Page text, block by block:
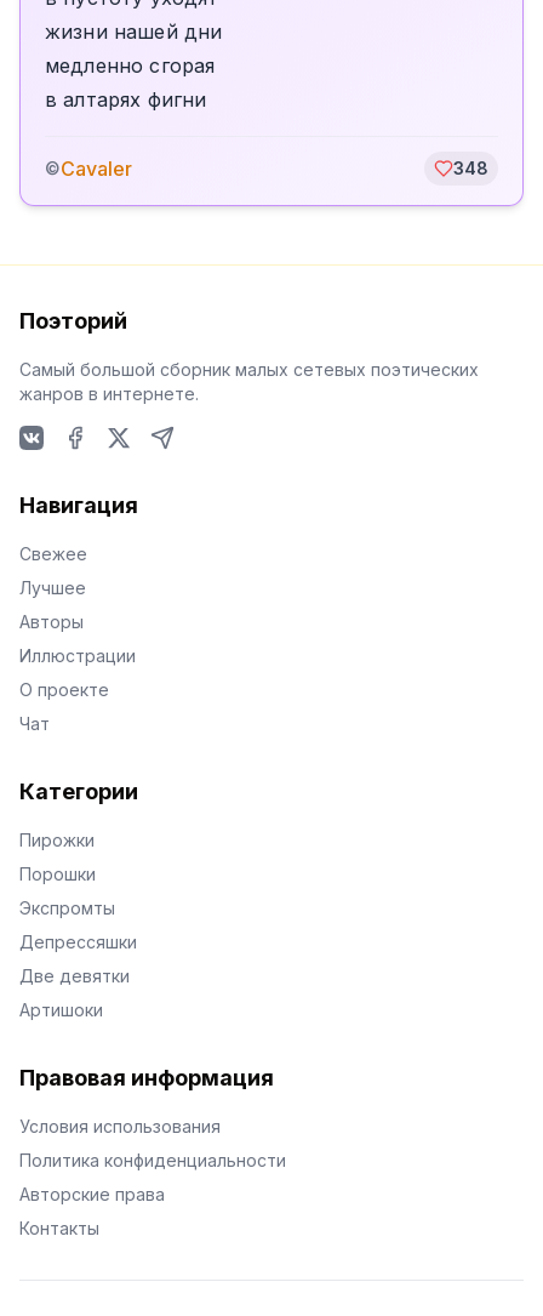
жизни нашей дни
медленно сгорая
в алтарях фигни
©Cavaler 348
Поэторий
Самый большой сборник малых сетевых поэтических
жанров в интернете.
Навигация
Свежее
Лучшее
Авторы
Иллюстрации
О проекте
Чат
Категории
Пирожки
Порошки
Экспромты
Депрессяшки
Две девятки
Артишоки
Правовая информация
Условия использования
Политика конфиденциальности
Авторские права
Контакты